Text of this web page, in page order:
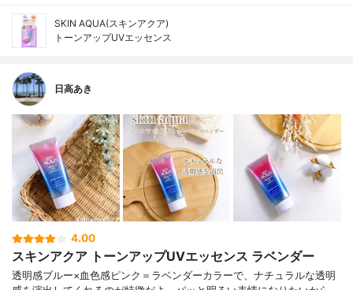
SKIN AQUA(スキンアクア)
トーンアップUVエッセンス
日高あき
4.00
スキンアクア トーンアップUVエッセンス ラベンダー
透明感ブルー×血色感ピンク＝ラベンダーカラーで、ナチュラルな透明